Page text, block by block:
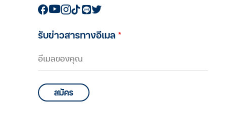
รับข่าวสารทางอีเมล*